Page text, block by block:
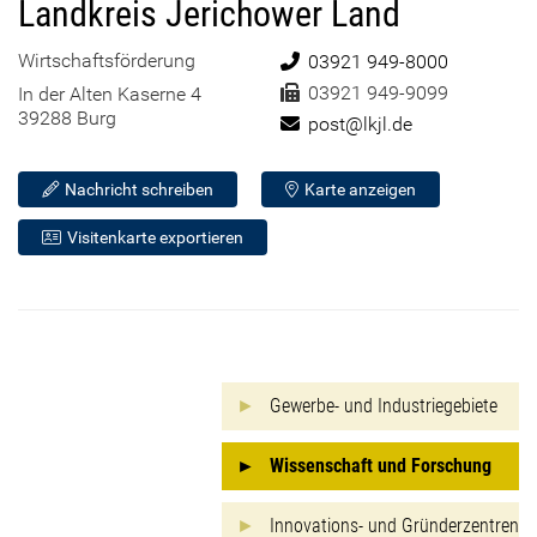
Landkreis Jerichower Land
Wirtschaftsförderung
In der Alten Kaserne 4
39288 Burg
Telefon:
03921 949-8000
Fax:
03921 949-9099
E-Mail:
post@lkjl.de
Nachricht schreiben Karte anzeigen
Visitenkarte exportieren
Gewerbe- und Industriegebiete
Wissenschaft und Forschung
Innovations- und Gründerzentren